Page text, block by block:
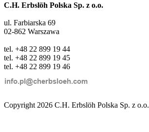
C.H. Erbslöh Polska Sp. z o.o.
ul. Farbiarska 69
02-862 Warszawa
tel. +48 22 899 19 44
tel. +48 22 899 19 45
tel. +48 22 899 19 46
Copyright 2026 C.H. Erbslöh Polska Sp. z o.o.